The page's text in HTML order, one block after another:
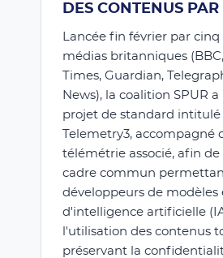
DES CONTENUS
Lancée fin février par
médias britanniques
Times, Guardian,
News), la coalition SPUR
projet de standard intitulé
Telemetry3, accompagné
télémétrie associé, afin
cadre commun
développeurs de modèles
d'intelligence artificielle
l'utilisation des contenus
préservant la